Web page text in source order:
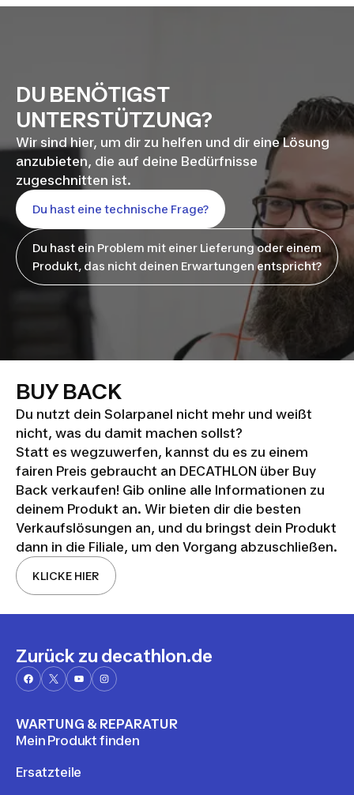
DU BENÖTIGST
UNTERSTÜTZUNG?
Wir sind hier, um dir zu helfen und dir eine Lösung
anzubieten, die auf deine Bedürfnisse
zugeschnitten ist.
Du hast eine technische Frage?
Du hast ein Problem mit einer Lieferung oder einem
Produkt, das nicht deinen Erwartungen entspricht?
BUY BACK
Du nutzt dein Solarpanel nicht mehr und weißt
nicht, was du damit machen sollst?
Statt es wegzuwerfen, kannst du es zu einem
fairen Preis gebraucht an DECATHLON über Buy
Back verkaufen! Gib online alle Informationen zu
deinem Produkt an. Wir bieten dir die besten
Verkaufslösungen an, und du bringst dein Produkt
dann in die Filiale, um den Vorgang abzuschließen.
KLICKE HIER
Zurück zu decathlon.de
WARTUNG & REPARATUR
Mein Produkt finden
Ersatzteile